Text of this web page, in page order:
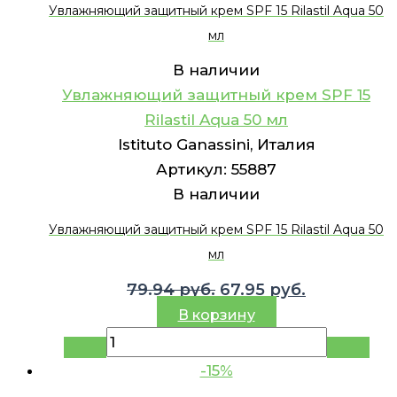
Увлажняющий защитный крем SPF 15 Rilastil Aqua 50
мл
В наличии
Увлажняющий защитный крем SPF 15
Rilastil Aqua 50 мл
Istituto Ganassini, Италия
Артикул: 55887
В наличии
Увлажняющий защитный крем SPF 15 Rilastil Aqua 50
мл
79.94руб. Первоначальная
цена
79.94 руб..
67.95 руб.
67.95 руб..
В корзину
-15%